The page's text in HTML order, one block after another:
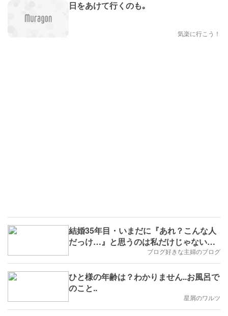
日をあけて行くのも｡
気楽に行こう！
結婚35年目・いまだに『あれ？こんな人
だっけ…』と思うのは私だけじゃないは
ブログ好きな主婦のブログ
ひと様の年齢は？わかりません..お風呂で
のこと..
星屑のワルツ